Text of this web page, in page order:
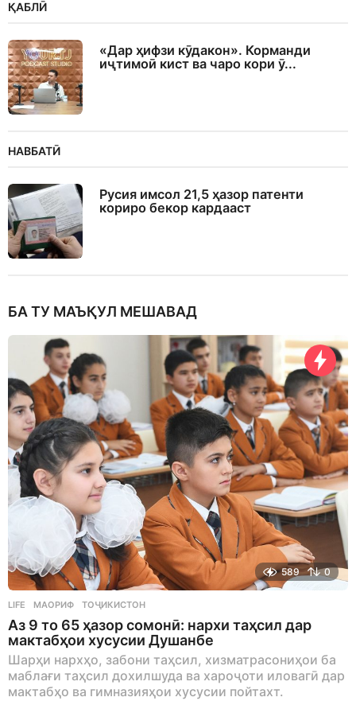
ҚАБЛӢ
«Дар ҳифзи кӯдакон». Корманди
иҷтимоӣ кист ва чаро кори ӯ...
НАВБАТӢ
Русия имсол 21,5 ҳазор патенти
кориро бекор кардааст
БА ТУ МАЪҚУЛ МЕШАВАД
589 0
LIFE МАОРИФ ,ТОҶИКИСТОН
Аз 9 то 65 ҳазор сомонӣ: нархи таҳсил дар
мактабҳои хусусии Душанбе
Шарҳи нархҳо, забони таҳсил, хизматрасониҳои ба
маблағи таҳсил дохилшуда ва хароҷоти иловагӣ дар
мактабҳо ва гимназияҳои хусусии пойтахт.